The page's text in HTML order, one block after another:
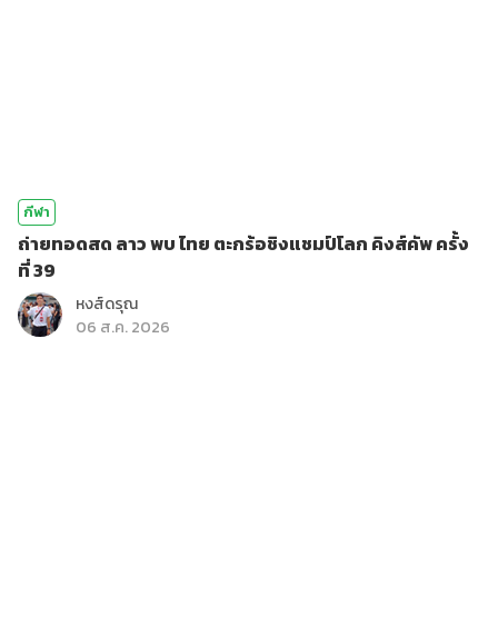
กีฬา
ถ่ายทอดสด ลาว พบ ไทย ตะกร้อชิงแชมป์โลก คิงส์คัพ ครั้ง
ที่ 39
หงส์ดรุณ
06 ส.ค. 2026